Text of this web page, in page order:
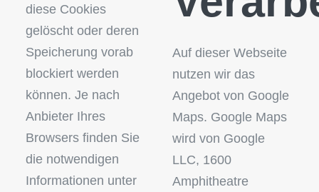
diese Cookies
gelöscht oder deren
Speicherung vorab
blockiert werden
können. Je nach
Anbieter Ihres
Browsers finden Sie
die notwendigen
Informationen unter
Auf dieser Webseite
nutzen wir das
Angebot von Google
Maps. Google Maps
wird von Google
LLC, 1600
Amphitheatre